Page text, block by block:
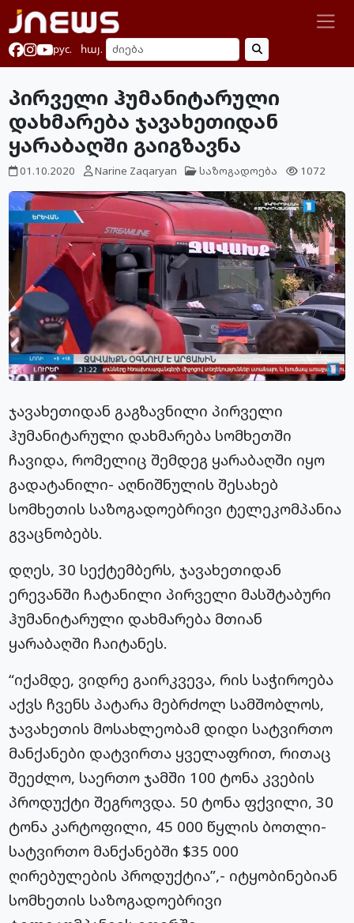
рус. հայ.
პირველი ჰუმანიტარული
დახმარება ჯავახეთიდან
ყარაბაღში გაიგზავნა
01.10.2020 Narine Zaqaryan საზოგადოება 1072
ჯავახეთიდან გაგზავნილი პირველი
ჰუმანიტარული დახმარება სომხეთში
ჩავიდა, რომელიც შემდეგ ყარაბაღში იყო
გადატანილი- აღნიშნულის შესახებ
სომხეთის საზოგადოებრივი ტელეკომპანია
გვაცნობებს.
დღეს, 30 სექტემბერს, ჯავახეთიდან
ერევანში ჩატანილი პირველი მასშტაბური
ჰუმანიტარული დახმარება მთიან
ყარაბაღში ჩაიტანეს.
“იქამდე, ვიდრე გაირკვევა, რის საჭიროება
აქვს ჩვენს პატარა მებრძოლ სამშობლოს,
ჯავახეთის მოსახლეობამ დიდი სატვირთო
მანქანები დატვირთა ყველაფრით, რითაც
შეეძლო, საერთო ჯამში 100 ტონა კვების
პროდუქტი შეგროვდა. 50 ტონა ფქვილი, 30
ტონა კარტოფილი, 45 000 წყლის ბოთლი-
სატვირთო მანქანებში $35 000
ღირებულების პროდუქტია”,- იტყობინებიან
სომხეთის საზოგადოებრივი